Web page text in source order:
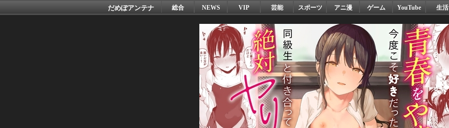
だめぽアンテナ 総合 NEWS VIP 芸能 スポーツ アニ漫 ゲーム YouTube 生活